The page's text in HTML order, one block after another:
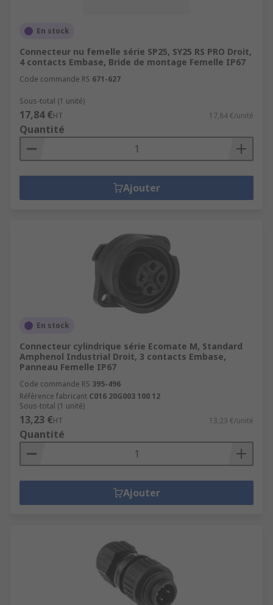
En stock
Connecteur nu femelle série SP25, SY25 RS PRO Droit,
4 contacts Embase, Bride de montage Femelle IP67
Code commande RS 671-627
Sous-total (1 unité)
17,84 €HT 17,84 €/unité
Quantité
Ajouter
En stock
Connecteur cylindrique série Ecomate M, Standard
Amphenol Industrial Droit, 3 contacts Embase,
Panneau Femelle IP67
Code commande RS 395-496
Référence fabricant C016 20G003 100 12
Sous-total (1 unité)
13,23 €HT 13,23 €/unité
Quantité
Ajouter